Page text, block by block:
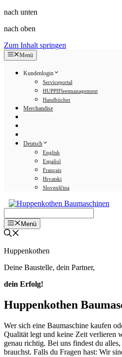
nach unten
nach oben
Zum Inhalt springen
Menü
Kundenlogin
Serviceportal
HUPPIFleetmanagement
Handbücher
Merchandise
Deutsch
English
Español
Français
Hrvatski
Slovenščina
Menü
Huppenkothen
Deine Baustelle, dein Partner,
dein Erfolg!
Huppenkothen
Wer sich eine Baumaschine kaufen
Qualität legt und keine Zeit verlieren
genau richtig. Bei uns findest du
brauchst. Falls du Fragen hast: Wir